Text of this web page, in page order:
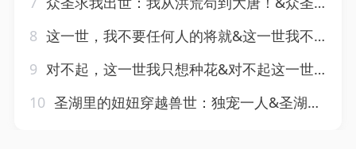
8 这一世，我不要任何人的将就&这一世我不要任何人的将就（51集）AI短剧
9 对不起，这一世我只想种花&对不起这一世我只想种花（146集）AI短剧
10 圣湖里的妞妞穿越兽世：独宠一人&圣湖里的妞妞穿越兽世独宠一人（112集）AI短剧